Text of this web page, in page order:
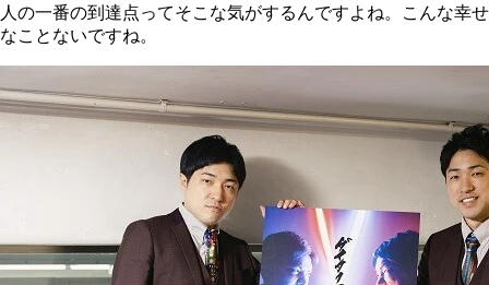
人の一番の到達点ってそこな気がするんですよね。こんな幸せ
なことないですね。